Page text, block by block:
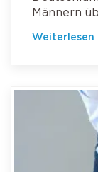
Männern
Weiterlesen